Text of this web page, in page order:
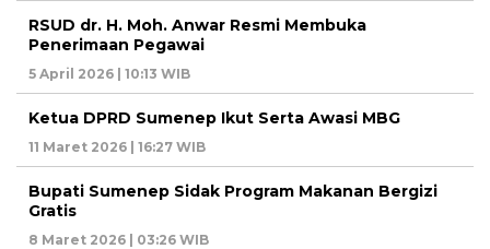
RSUD dr. H. Moh. Anwar Resmi Membuka
Penerimaan Pegawai
5 April 2026 | 10:13 WIB
Ketua DPRD Sumenep Ikut Serta Awasi MBG
11 Maret 2026 | 16:27 WIB
Bupati Sumenep Sidak Program Makanan Bergizi
Gratis
8 Maret 2026 | 03:26 WIB